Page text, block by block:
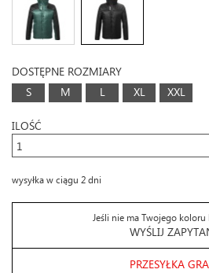
DOSTĘPNE ROZMIARY
S
M L XL XXL
ILOŚĆ
wysyłka w ciągu 2 dni
Jeśli nie ma Twojego
WYŚLIJ
PRZESYŁKA